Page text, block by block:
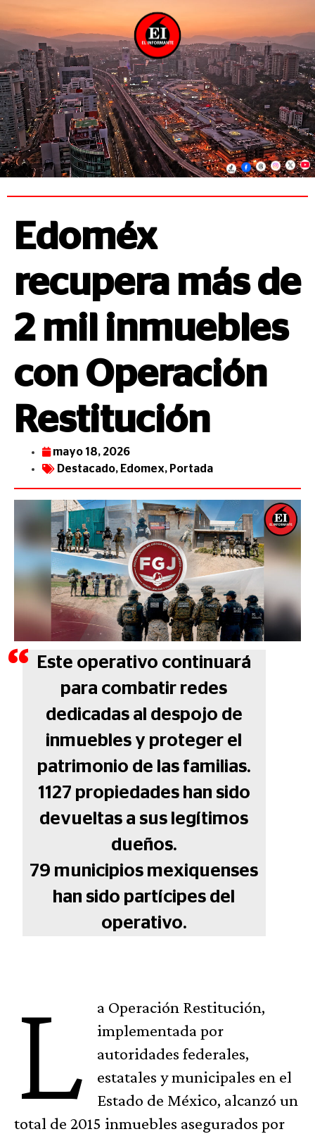
Edoméx
recupera más de
2 mil inmuebles
con Operación
Restitución
mayo 18, 2026
Destacado, Edomex, Portada
Este operativo continuará
para combatir redes
dedicadas al despojo de
inmuebles y proteger el
patrimonio de las familias.
1127 propiedades han sido
devueltas a sus legítimos
dueños.
79 municipios mexiquenses
han sido partícipes del
operativo.
L
a Operación Restitución,
implementada por
autoridades federales,
estatales y municipales en el
Estado de México, alcanzó un
total de 2015 inmuebles asegurados por